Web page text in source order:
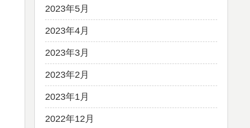
2023年5月
2023年4月
2023年3月
2023年2月
2023年1月
2022年12月